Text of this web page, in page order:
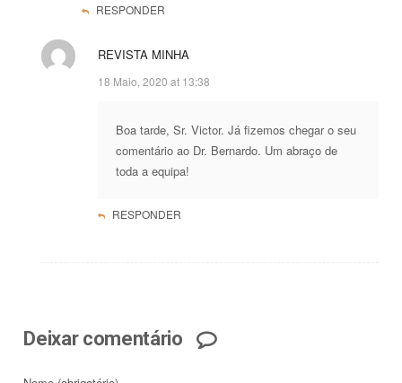
RESPONDER
REVISTA MINHA
18 Maio, 2020 at 13:38
Boa tarde, Sr. Victor. Já fizemos chegar o seu
comentário ao Dr. Bernardo. Um abraço de
toda a equipa!
RESPONDER
Deixar comentário